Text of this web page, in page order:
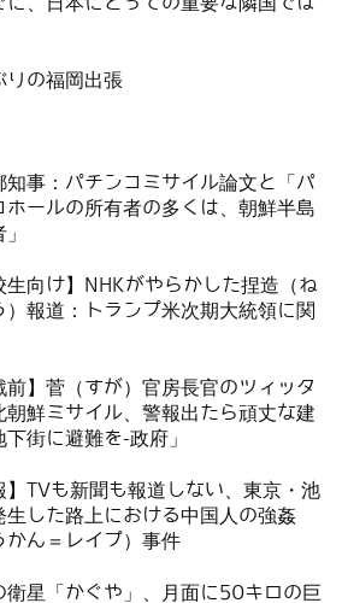
りの福岡出張
知事：パチンコミサイル論文と「パ
ホールの所有者の多くは、朝鮮半島
」
生向け】NHKがやらかした捏造（ね
）報道：トランプ米次期大統領に関
前】菅（すが）官房長官のツィッタ
朝鮮ミサイル、警報出たら頑丈な建
下街に避難を-政府」
】TVも新聞も報道しない、東京・池
生した路上における中国人の強姦
かん＝レイプ）事件
衛星「かぐや」、月面に50キロの巨